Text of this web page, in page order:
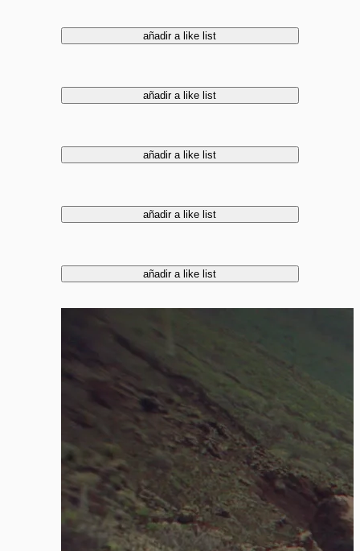
añadir a like list
añadir a like list
añadir a like list
añadir a like list
añadir a like list